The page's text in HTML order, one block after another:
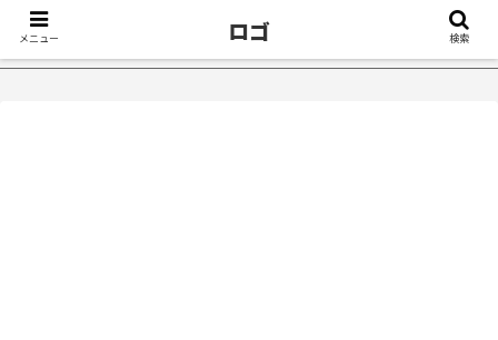
きっかけ５選｜不眠症体験談 【18万再生】YouTube：う
メニュー ロゴ 検索